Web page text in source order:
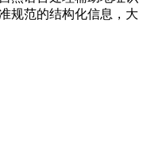
规范的结构化信息，大